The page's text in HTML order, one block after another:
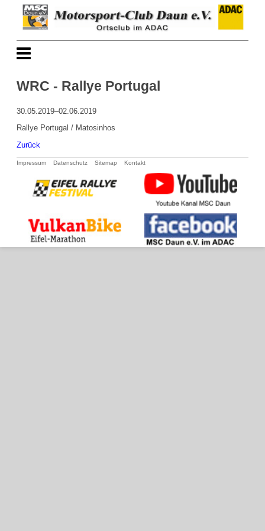
WRC - Rallye Portugal
30.05.2019–02.06.2019
Rallye Portugal / Matosinhos
Zurück
Navigation
Impressum Datenschutz Sitemap Kontakt